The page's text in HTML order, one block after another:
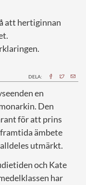
att hertiginnan
DELA:
en
Den
för att prins
ämbete
utmärkt.
och Kate
har